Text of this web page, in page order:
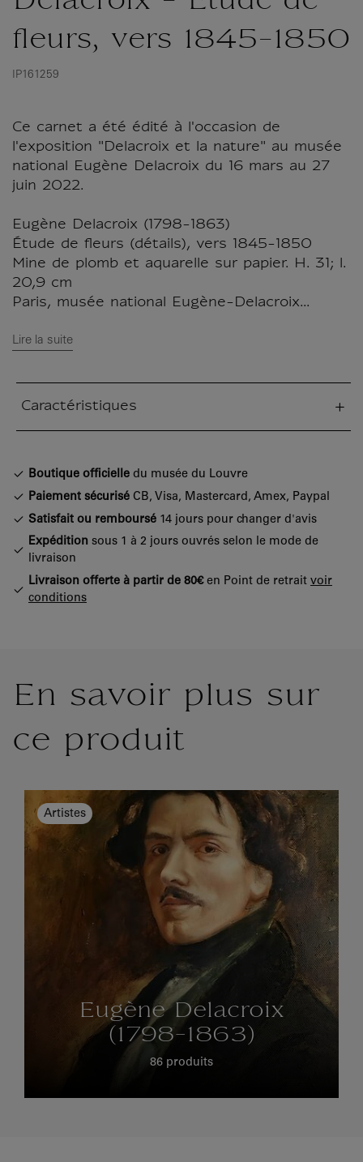
fleurs, vers 1845-1850
IP161259
Ce carnet a été édité à l'occasion de
l'exposition "Delacroix et la nature" au musée
national Eugène Delacroix du 16 mars au 27
juin 2022.
Eugène Delacroix (1798-1863)
Étude de fleurs (détails), vers 1845-1850
Mine de plomb et aquarelle sur papier. H. 31; l.
20,9 cm
Paris, musée national Eugène-Delacroix...
Lire la suite
Caractéristiques
Boutique officielle du musée du Louvre
Paiement sécurisé CB, Visa, Mastercard, Amex, Paypal
Satisfait ou remboursé 14 jours pour changer d'avis
Expédition sous 1 à 2 jours ouvrés selon le mode de
livraison
Livraison offerte à partir de 80€en Point de retrait voir
conditions
En savoir plus sur
ce produit
Artistes
Eugène Delacroix
(1798-1863)
86 produits